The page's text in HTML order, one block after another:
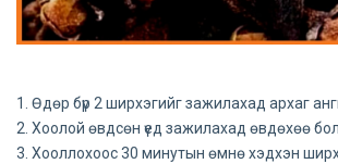
1. Өдөр бүр 2 ширхэгийг зажилахад архаг
2. Хоолой өвдсөн үед зажилахад өвдөхөө
3. Хооллохоос 30 минутын өмнө хэдхэн